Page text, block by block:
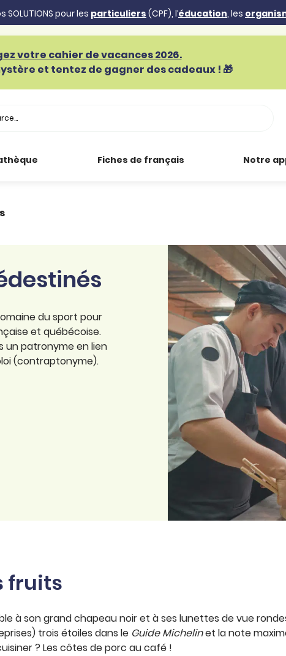
pour les particuliers (CPF), l’éducation, les
votre cahier de vacances 2026.
et tentez de gagner des cadeaux ! 🎁
Fiches de français Notre
du sport pour
et québécoise.
un patronyme en lien
(contraptonyme).
fruits
à son grand chapeau noir et à ses lunettes de vue
trois étoiles dans le Guide Michelinet la note
? Les côtes de porc au café !